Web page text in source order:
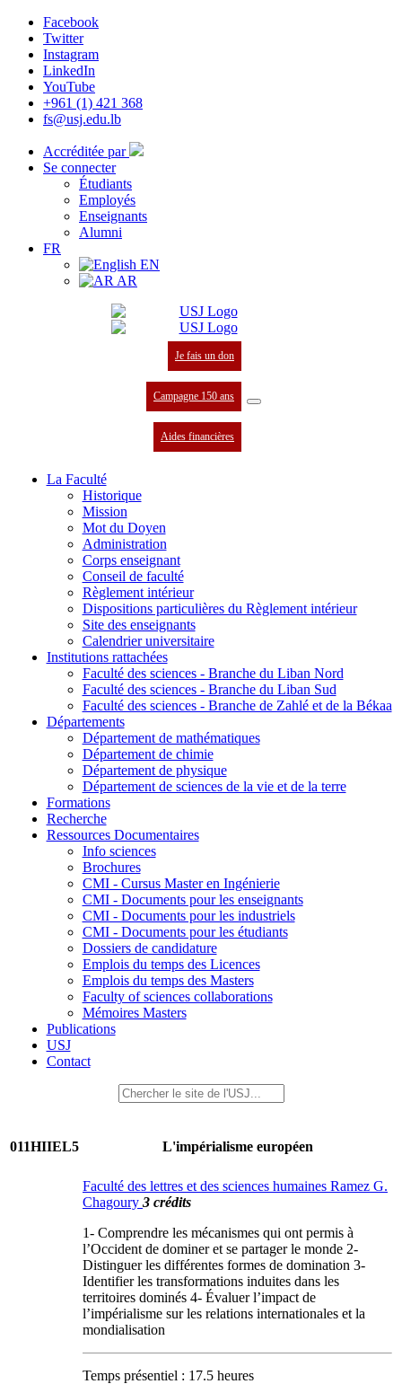
Facebook
Twitter
Instagram
LinkedIn
YouTube
+961 (1) 421 368
fs@usj.edu.lb
Accréditée par
Se connecter
Étudiants
Employés
Enseignants
Alumni
FR
EN
AR
Je fais un don
Campagne 150 ans
Aides financières
La Faculté
Historique
Mission
Mot du Doyen
Administration
Corps enseignant
Conseil de faculté
Règlement intérieur
Dispositions particulières du Règlement intérieur
Site des enseignants
Calendrier universitaire
Institutions rattachées
Faculté des sciences - Branche du Liban Nord
Faculté des sciences - Branche du Liban Sud
Faculté des sciences - Branche de Zahlé et de la Békaa
Départements
Département de mathématiques
Département de chimie
Département de physique
Département de sciences de la vie et de la terre
Formations
Recherche
Ressources Documentaires
Info sciences
Brochures
CMI - Cursus Master en Ingénierie
CMI - Documents pour les enseignants
CMI - Documents pour les industriels
CMI - Documents pour les étudiants
Dossiers de candidature
Emplois du temps des Licences
Emplois du temps des Masters
Faculty of sciences collaborations
Mémoires Masters
Publications
USJ
Contact
011HIIEL5 L'impérialisme européen
Faculté des lettres et des sciences humaines Ramez G.
Chagoury 3 crédits
1- Comprendre les mécanismes qui ont permis à
l’Occident de dominer et se partager le monde 2-
Distinguer les différentes formes de domination 3-
Identifier les transformations induites dans les
territoires dominés 4- Évaluer l’impact de
l’impérialisme sur les relations internationales et la
mondialisation
Temps présentiel : 17.5 heures